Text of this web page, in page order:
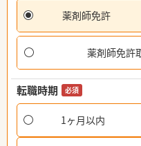
薬剤師免許
薬剤師免許
転職時期 必須
1ヶ月以内